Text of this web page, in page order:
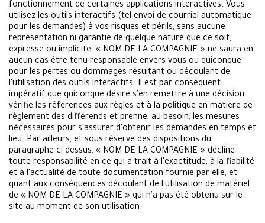
fonctionnement de certaines applications interactives. Vous
utilisez les outils interactifs (tel envoi de courriel automatique
pour les demandes) à vos risques et périls, sans aucune
représentation ni garantie de quelque nature que ce soit,
expresse ou implicite. « NOM DE LA COMPAGNIE » ne saura en
aucun cas être tenu responsable envers vous ou quiconque
pour les pertes ou dommages résultant ou découlant de
l'utilisation des outils interactifs. Il est par conséquent
impératif que quiconque désire s'en remettre à une décision
vérifie les références aux règles et à la politique en matière de
règlement des différends et prenne, au besoin, les mesures
nécessaires pour s'assurer d'obtenir les demandes en temps et
lieu. Par ailleurs, et sous réserve des dispositions du
paragraphe ci-dessus, « NOM DE LA COMPAGNIE » décline
toute responsabilité en ce qui a trait à l'exactitude, à la fiabilité
et à l'actualité de toute documentation fournie par elle, et
quant aux conséquences découlant de l'utilisation de matériel
de « NOM DE LA COMPAGNIE » qui n'a pas été obtenu sur le
site au moment de son utilisation.